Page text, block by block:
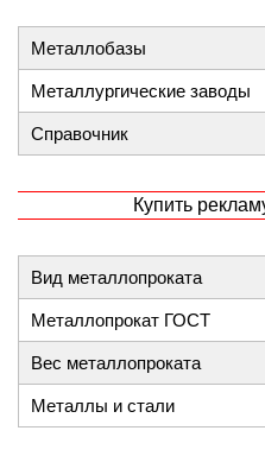
Металлобазы
Металлургические заводы
Справочник
Купить
Вид металлопроката
Металлопрокат ГОСТ
Вес металлопроката
Металлы и стали